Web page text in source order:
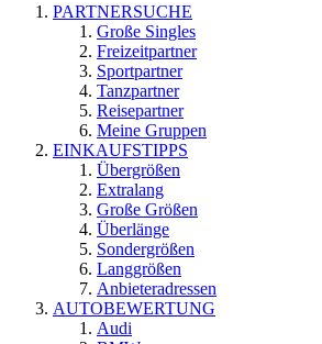
PARTNERSUCHE
Große Singles
Freizeitpartner
Sportpartner
Tanzpartner
Reisepartner
Meine Gruppen
EINKAUFSTIPPS
Übergrößen
Extralang
Große Größen
Überlänge
Sondergrößen
Langgrößen
Anbieteradressen
AUTOBEWERTUNG
Audi